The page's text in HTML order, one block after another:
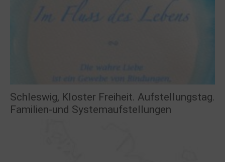
Schleswig, Kloster Freiheit. Aufstellungstag.
Familien-und Systemaufstellungen